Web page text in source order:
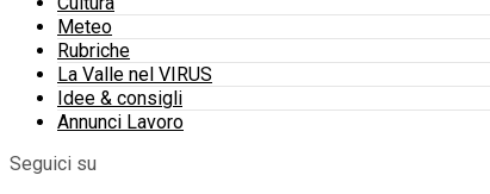
Meteo
Rubriche
La Valle nel VIRUS
Idee & consigli
Annunci Lavoro
Seguici su